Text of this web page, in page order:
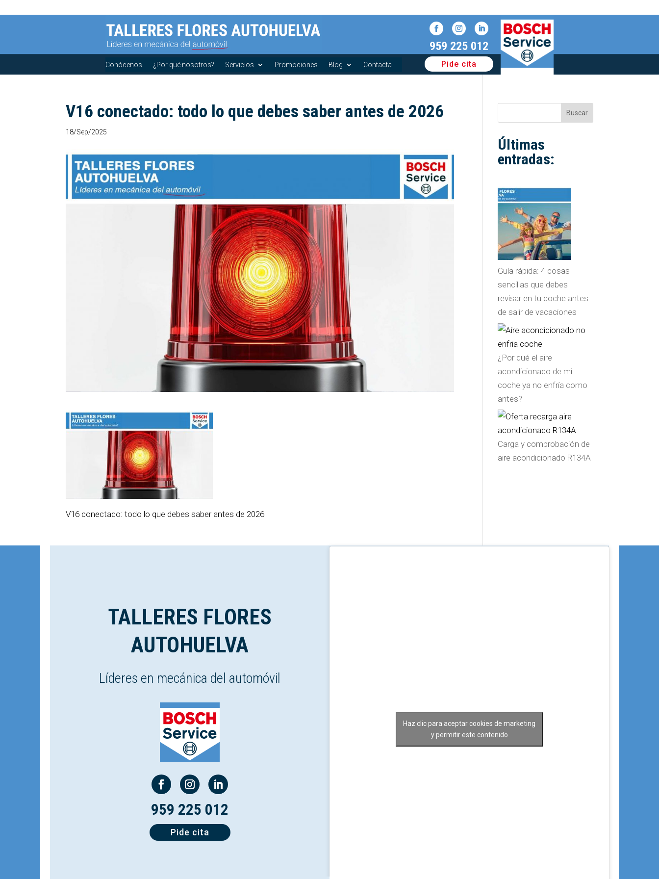
Conócenos ¿Por qué nosotros? Servicios Promociones Blog Contacta
959 225 012
Pide cita
V16 conectado: todo lo que debes saber antes de 2026
18/Sep/2025
V16 conectado: todo lo que debes saber antes de 2026
Buscar
Últimas
entradas:
Guía rápida: 4 cosas
sencillas que debes
revisar en tu coche antes
de salir de vacaciones
¿Por qué el aire
acondicionado de mi
coche ya no enfría como
antes?
Carga y comprobación de
aire acondicionado R134A
TALLERES FLORES
AUTOHUELVA
Líderes en mecánica del automóvil
959 225 012
Pide cita
Haz clic para aceptar cookies de marketing
y permitir este contenido